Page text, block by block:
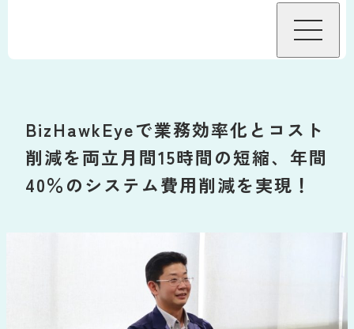
機能
データ自動連携オプション
接続金融機関
料金・プラン
導入をお考えの方へ
BizHawkEyeで業務効率化とコスト
削減を両立月間15時間の短縮、年間
40％のシステム費用削減を実現！